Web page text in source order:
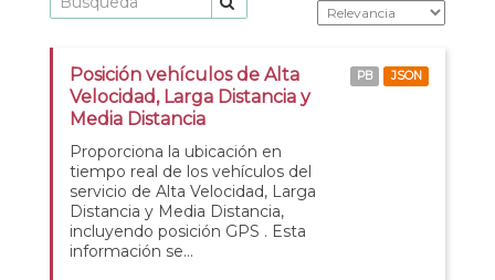
Posición vehículos de Alta
Velocidad, Larga Distancia y
Media Distancia
Proporciona la ubicación en
tiempo real de los vehículos del
servicio de Alta Velocidad, Larga
Distancia y Media Distancia,
incluyendo posición GPS . Esta
información se...
PB JSON